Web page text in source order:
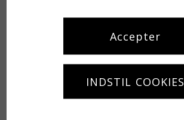
Golf ved Køge
INDSTIL COOKIES
Accepter